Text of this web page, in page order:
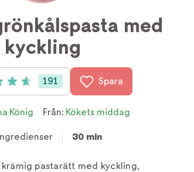
med
kyckling
av 5 (191 röster)
191 Spara
König Från: Kökets middag
30 min
pastarätt med kyckling,